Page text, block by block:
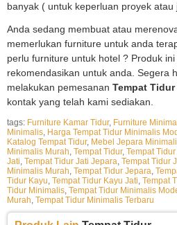
banyak ( untuk keperluan proyek atau
Anda sedang membuat atau
memerlukan furniture untuk anda
perlu furniture untuk hotel ? Produk
rekomendasikan untuk anda. Segera
melakukan pemesanan Tempat
kontak yang telah kami sediakan.
tags: Furniture Kamar Tidur, Furniture
Minimalis, Harga Tempat Tidur Minimalis
Katalog Tempat Tidur, Mebel Jepara
Minimalis Murah, Tempat Tidur, Tempat
Jati, Tempat Tidur Jati Jepara, Tempat Tidur
Minimalis Murah, Tempat Tidur Jepara,
Tidur Kayu, Tempat Tidur Kayu Jati, Tempat
Tidur Minimalis, Tempat Tidur Minimalis
Murah, Tempat Tidur Minimalis Terbaru